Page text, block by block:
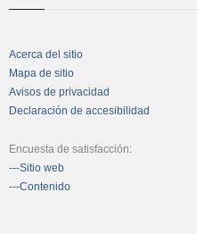
Acerca del sitio
Mapa de sitio
Avisos de privacidad
Declaración de accesibilidad
Encuesta de satisfacción:
---Sitio web
---Contenido